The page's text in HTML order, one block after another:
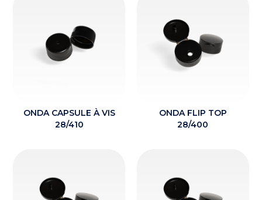
ONDA CAPSULE À VIS
28/410
ONDA FLIP TOP
28/400